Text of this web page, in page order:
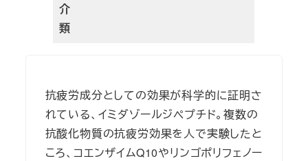
介
類
抗疲労成分としての効果が科学的に証明さ
れている、イミダゾールジペプチド。複数の
抗酸化物質の抗疲労効果を人で実験したと
ころ、コエンザイムQ10やリンゴポリフェノー